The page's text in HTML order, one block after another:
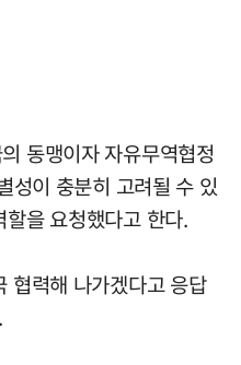
동맹이자 자유무역협정
성이 충분히 고려될 수 있
을 요청했다고 한다.
협력해 나가겠다고 응답